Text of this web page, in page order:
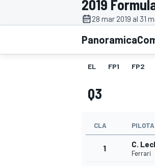
MOTOGP
WRC
2019
28 mar 2019 al 31
Panoramica
EL FP1 FP2
Q3
CLA PILOTA
1 C.
Ferrari